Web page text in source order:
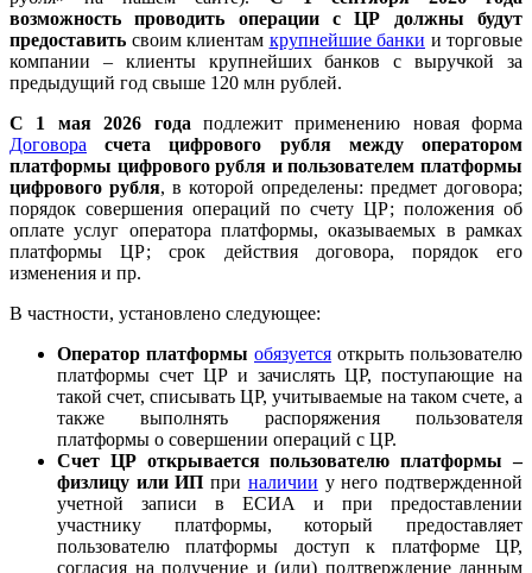
возможность проводить операции с ЦР должны будут
предоставить своим клиентам крупнейшие банки и торговые
компании – клиенты крупнейших банков с выручкой за
предыдущий год свыше 120 млн рублей.
С 1 мая 2026 года подлежит применению новая форма
Договора
счета цифрового рубля между оператором
платформы цифрового рубля и пользователем платформы
цифрового рубля, в которой определены: предмет договора;
порядок совершения операций по счету ЦР; положения об
оплате услуг оператора платформы, оказываемых в рамках
платформы ЦР; срок действия договора, порядок его
изменения и пр.
В частности, установлено следующее:
Оператор платформы обязуется открыть пользователю
платформы счет ЦР и зачислять ЦР, поступающие на
такой счет, списывать ЦР, учитываемые на таком счете, а
также выполнять распоряжения пользователя
платформы о совершении операций с ЦР.
Счет ЦР открывается пользователю платформы –
физлицу или ИП при наличии у него подтвержденной
учетной записи в ЕСИА и при предоставлении
участнику платформы, который предоставляет
пользователю платформы доступ к платформе ЦР,
согласия на получение и (или) подтверждение данным